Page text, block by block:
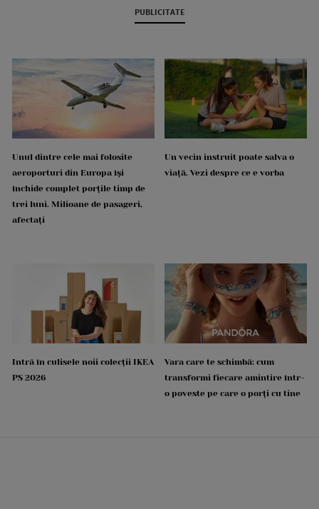
PUBLICITATE
Unul dintre cele mai folosite
aeroporturi din Europa își
închide complet porțile timp de
trei luni. Milioane de pasageri,
afectați
Un vecin instruit poate salva o
viață. Vezi despre ce e vorba
Intră în culisele noii colecții IKEA
PS 2026
Vara care te schimbă: cum
transformi fiecare amintire într-
o poveste pe care o porți cu tine